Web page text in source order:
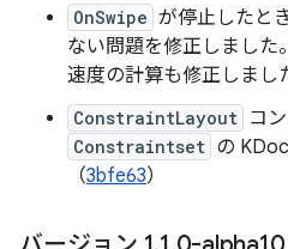
OnSwipe が停止したと
ない問題を修正しました
速度の計算も修正しまし
ConstraintLayout コ
Constraintset の
（3bfe63）